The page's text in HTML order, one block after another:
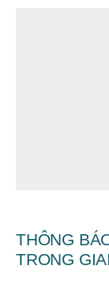
THÔNG
TRONG